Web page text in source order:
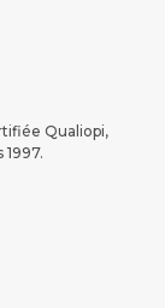
Qualiopi,